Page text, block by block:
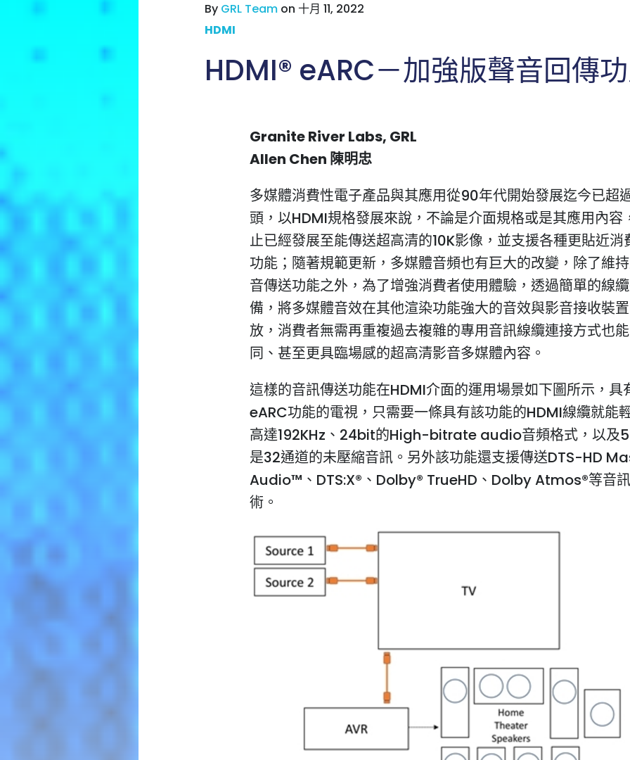
By GRL Team on 十月 11, 2022
HDMI
HDMI® eARC－加強版聲音回傳
Granite River Labs, GRL
Allen Chen 陳明忠
多媒體消費性電子產品與其應用從90年代開始發展迄今已超
頭，以HDMI規格發展來說，不論是介面規格或是其應用內容
止已經發展至能傳送超高清的10K影像，並支援各種更貼近消
功能；隨著規範更新，多媒體音頻也有巨大的改變，除了維
音傳送功能之外，為了增強消費者使用體驗，透過簡單的線
備，將多媒體音效在其他渲染功能強大的音效與影音接收裝
放，消費者無需再重複過去複雜的專用音訊線纜連接方式也
同、甚至更具臨場感的超高清影音多媒體內容。
這樣的音訊傳送功能在HDMI介面的運用場景如下圖所示，具
eARC功能的電視，只需要一條具有該功能的HDMI線纜就能
高達192KHz、24bit的High-bitrate audio音頻格式，以及
是32通道的未壓縮音訊。另外該功能還支援傳送DTS-HD
Audio™、DTS:X®、Dolby® TrueHD、Dolby Atmos®等音
術。